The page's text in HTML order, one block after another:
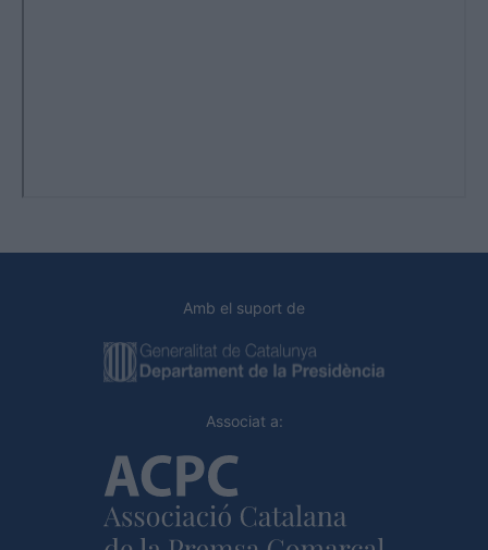
Amb el suport de
Associat a: